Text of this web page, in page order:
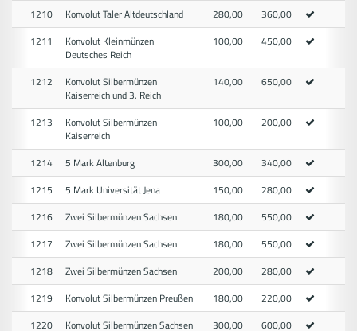
1210
Konvolut Taler Altdeutschland 280,00
360,00
1211
Konvolut Kleinmünzen
Deutsches Reich
100,00 450,00
1212
Konvolut Silbermünzen
Kaiserreich und 3. Reich
140,00 650,00
1213
Konvolut Silbermünzen
Kaiserreich
100,00 200,00
1214 5 Mark Altenburg 300,00
340,00
1215
5 Mark Universität Jena 150,00
280,00
1216
Zwei Silbermünzen Sachsen 180,00
550,00
1217
Zwei Silbermünzen Sachsen 180,00
550,00
1218
Zwei Silbermünzen Sachsen 200,00
280,00
1219
Konvolut Silbermünzen Preußen 180,00
220,00
1220
Konvolut Silbermünzen Sachsen 300,00
600,00